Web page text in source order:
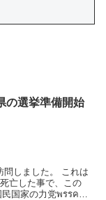
の選挙準備開始
問しました。 これは
亡した事で、この
国家の力党พรรค